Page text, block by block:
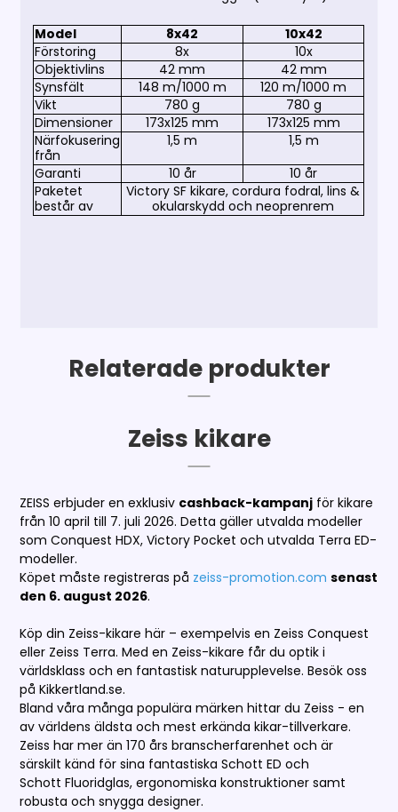
Model 8x42
10x42
Förstoring
8x
10x
Objektivlins
42 mm
42 mm
Synsfält
148 m/1000 m
120 m/1000 m
Vikt
780 g
780 g
Dimensioner
173x125 mm
173x125 mm
Närfokusering
från
1,5 m
1,5 m
Garanti
10 år
10 år
Paketet
består av
Victory SF kikare, cordura fodral, lins &
okularskydd och neoprenrem
Relaterade produkter
Zeiss kikare
ZEISS erbjuder en exklusiv cashback-kampanj för kikare
från 10 april till 7. juli 2026. Detta gäller utvalda modeller
som Conquest HDX, Victory Pocket och utvalda Terra ED-
modeller.
Köpet måste registreras på zeiss-promotion.com senast
den 6. august 2026.
Köp din Zeiss-kikare här – exempelvis en Zeiss Conquest
eller Zeiss Terra. Med en Zeiss-kikare får du optik i
världsklass och en fantastisk naturupplevelse. Besök oss
på Kikkertland.se.
Bland våra många populära märken hittar du Zeiss - en
av världens äldsta och mest erkända kikar-tillverkare.
Zeiss har mer än 170 års branscherfarenhet och är
särskilt känd för sina fantastiska Schott ED och
Schott Fluoridglas, ergonomiska konstruktioner samt
robusta och snygga designer.